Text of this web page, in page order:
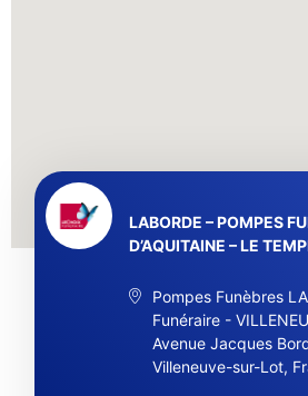
LABORDE – POMPES
D’AQUITAINE – LE
Pompes Funèbres
Funéraire -
Avenue Jacques
Villeneuve-sur-Lot,